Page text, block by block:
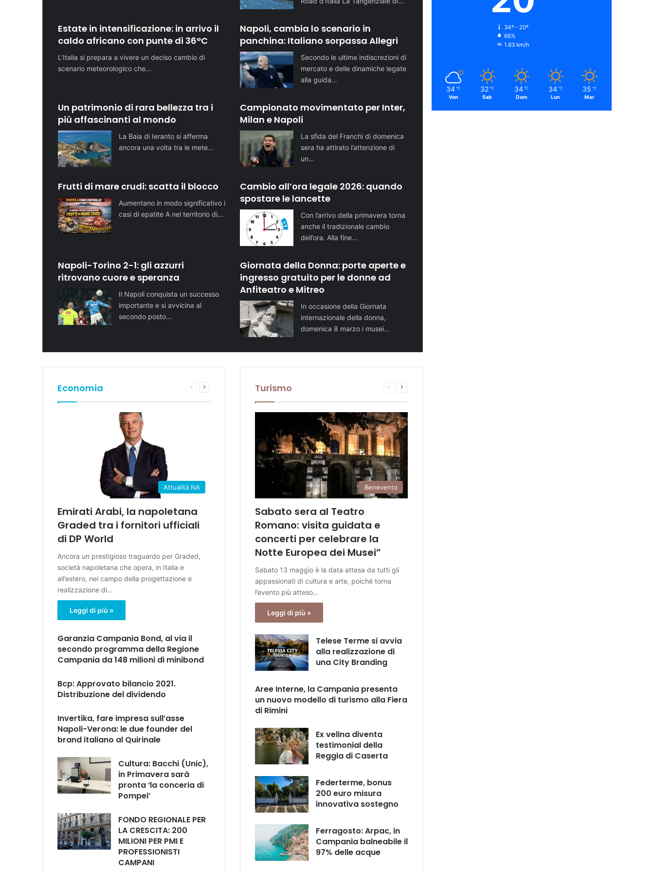
Estate in intensificazione: in arrivo il
caldo africano con punte di 36°C
L’Italia si prepara a vivere un deciso cambio di
scenario meteorologico che…
Napoli, cambia lo scenario in
panchina: Italiano sorpassa Allegri
Secondo le ultime indiscrezioni di
mercato e delle dinamiche legate
alla guida…
Un patrimonio di rara bellezza tra i
più affascinanti al mondo
La Baia di Ieranto si afferma
ancora una volta tra le mete…
Campionato movimentato per Inter,
Milan e Napoli
La sfida del Franchi di domenica
sera ha attirato l’attenzione di
un…
Frutti di mare crudi: scatta il blocco
Aumentano in modo significativo i
casi di epatite A nel territorio di…
Cambio all’ora legale 2026: quando
spostare le lancette
Con l’arrivo della primavera torna
anche il tradizionale cambio
dell’ora. Alla fine…
Napoli-Torino 2-1: gli azzurri
ritrovano cuore e speranza
Il Napoli conquista un successo
importante e si avvicina al
secondo posto…
Giornata della Donna: porte aperte e
ingresso gratuito per le donne ad
Anfiteatro e Mitreo
In occasione della Giornata
internazionale della donna,
domenica 8 marzo i musei…
Economia
Pagina
Attualità NA
Emirati Arabi, la napoletana
Graded tra i fornitori ufficiali
di DP World
Ancora un prestigioso traguardo per Graded,
società napoletana che opera, in Italia e
all’estero, nel campo della progettazione e
realizzazione di…
Leggi di più »
Garanzia Campania Bond, al via il
secondo programma della Regione
Campania da 148 milioni di minibond
Bcp: Approvato bilancio 2021.
Distribuzione del dividendo
Invertika, fare impresa sull’asse
Napoli-Verona: le due founder del
brand italiano al Quirinale
Cultura: Bacchi (Unic),
in Primavera sarà
pronta ‘la conceria di
Pompei’
FONDO REGIONALE PER
LA CRESCITA: 200
MILIONI PER PMI E
PROFESSIONISTI
CAMPANI
Turismo
Pagina
Benevento
Sabato sera al Teatro
Romano: visita guidata e
concerti per celebrare la
Notte Europea dei Musei”
Sabato 13 maggio è la data attesa da tutti gli
appassionati di cultura e arte, poiché torna
l’evento più atteso…
Leggi di più »
Telese Terme si avvia
alla realizzazione di
una City Branding
Aree Interne, la Campania presenta
un nuovo modello di turismo alla Fiera
di Rimini
Ex velina diventa
testimonial della
Reggia di Caserta
Federterme, bonus
200 euro misura
innovativa sostegno
Ferragosto: Arpac, in
Campania balneabile il
97% delle acque
34º - 20º
66%
1.83 km/h
34 ℃
Ven
32 ℃
Sab
34 ℃
Dom
34 ℃
Lun
35 ℃
Mar